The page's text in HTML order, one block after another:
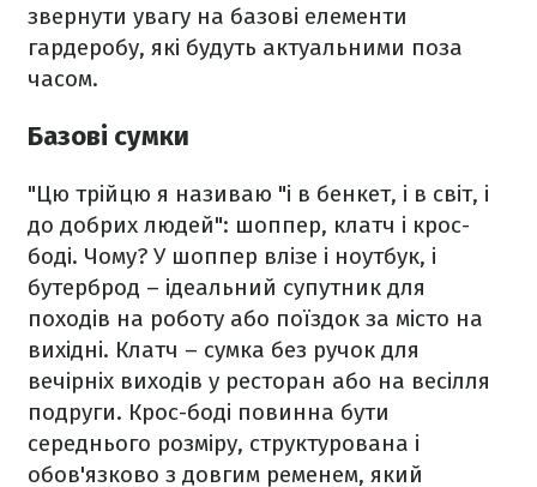
звернути увагу на базові елементи
гардеробу, які будуть актуальними поза
часом.
Базові сумки
"Цю трійцю я називаю "і в бенкет, і в світ, і
до добрих людей": шоппер, клатч і крос-
боді. Чому? У шоппер влізе і ноутбук, і
бутерброд – ідеальний супутник для
походів на роботу або поїздок за місто на
вихідні. Клатч – сумка без ручок для
вечірніх виходів у ресторан або на весілля
подруги. Крос-боді повинна бути
середнього розміру, структурована і
обов'язково з довгим ременем, який